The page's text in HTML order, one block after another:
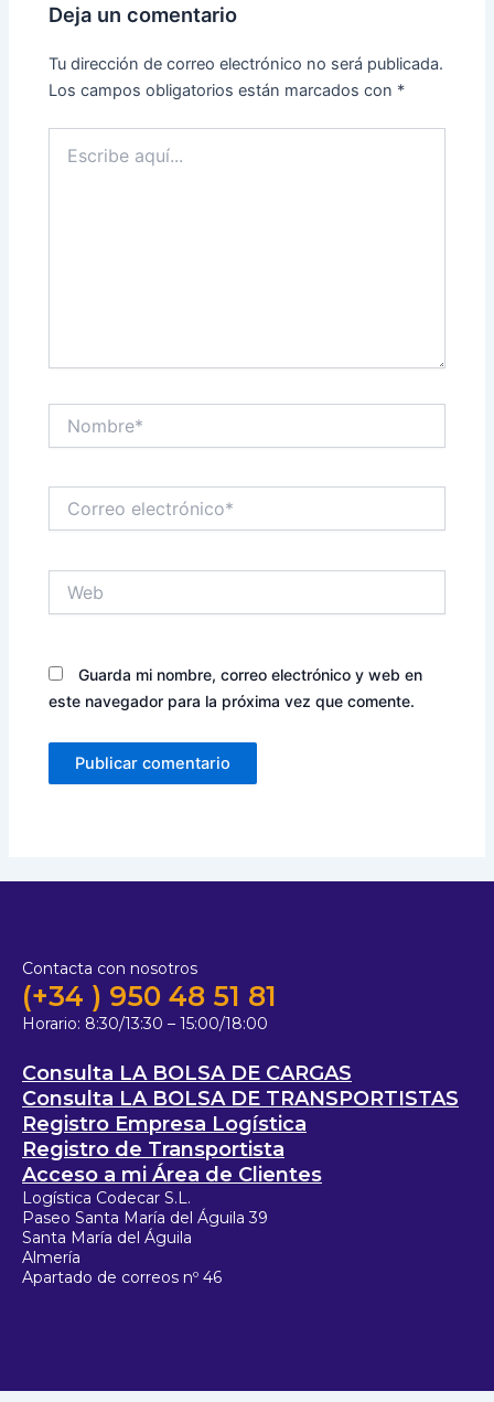
Deja un comentario
Tu dirección de correo electrónico no será publicada.
Los campos obligatorios están marcados con *
aquí...
electrónico*
Guarda mi nombre, correo electrónico y web en
este navegador para la próxima vez que comente.
Contacta con nosotros
(+34 ) 950 48 51 81
Horario: 8:30/13:30 – 15:00/18:00
Consulta LA BOLSA DE CARGAS
Consulta LA BOLSA DE TRANSPORTISTAS
Registro Empresa Logística
Registro de Transportista
Acceso a mi Área de Clientes
Logística Codecar S.L.
Paseo Santa María del Águila 39
Santa María del Águila
Almería
Apartado de correos nº 46